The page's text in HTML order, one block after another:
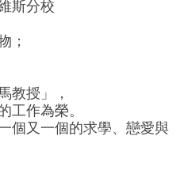
斯分校
；
教授」，
工作為榮。
個又一個的求學、戀愛與